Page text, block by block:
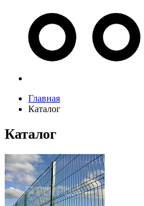
Главная
Каталог
Каталог